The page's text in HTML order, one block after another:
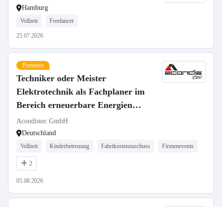
Hamburg
Vollzeit Freelancer
25.07.2026
Premium
Techniker oder Meister
Elektrotechnik als Fachplaner im
Bereich erneuerbare Energien
(m/w/d)
Acondistec GmbH
Deutschland
Vollzeit Kinderbetreuung Fahrtkostenzuschuss Firmenevents
2
05.08.2026